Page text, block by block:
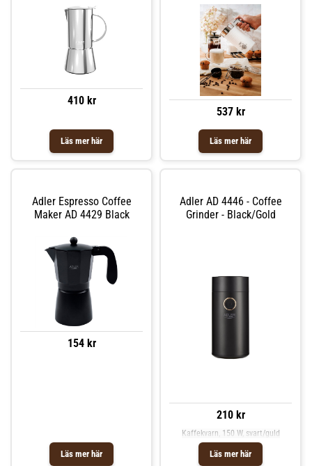
410 kr
Läs mer här
537 kr
Läs mer här
Adler Espresso Coffee
Maker AD 4429 Black
154 kr
Läs mer här
Adler AD 4446 - Coffee
Grinder - Black/gold
210 kr
Läs mer här
Kaffekvarn, 150 W, svart/guld